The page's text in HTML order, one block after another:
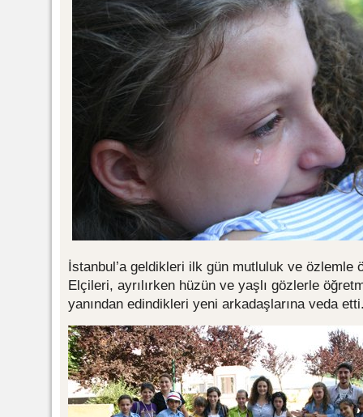
İstanbul’a geldikleri ilk gün mutluluk ve özlemle
Elçileri, ayrılırken hüzün ve yaşlı gözlerle
yanından edindikleri yeni arkadaşlarına veda